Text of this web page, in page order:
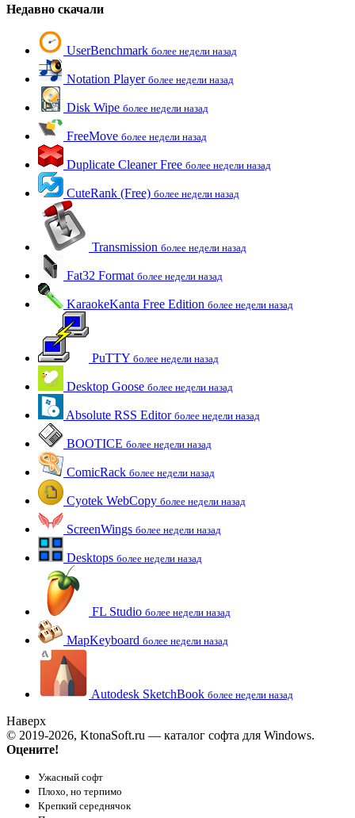
Недавно скачали
UserBenchmark более недели назад
Notation Player более недели назад
Disk Wipe более недели назад
FreeMove более недели назад
Duplicate Cleaner Free более недели назад
CuteRank (Free) более недели назад
Transmission более недели назад
Fat32 Format более недели назад
KaraokeKanta Free Edition более недели назад
PuTTY более недели назад
Desktop Goose более недели назад
Absolute RSS Editor более недели назад
BOOTICE более недели назад
ComicRack более недели назад
Cyotek WebCopy более недели назад
ScreenWings более недели назад
Desktops более недели назад
FL Studio более недели назад
MapKeyboard более недели назад
Autodesk SketchBook более недели назад
Наверх
© 2019-2026, KtonaSoft.ru — каталог софта для Windows.
Оцените!
Ужасный софт
Плохо, но терпимо
Крепкий середнячок